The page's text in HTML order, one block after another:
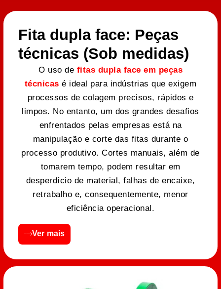
Fita dupla face: Peças
técnicas (Sob medidas)
O uso de fitas dupla face em peças
técnicas é ideal para indústrias que exigem
processos de colagem precisos, rápidos e
limpos. No entanto, um dos grandes desafios
enfrentados pelas empresas está na
manipulação e corte das fitas durante o
processo produtivo. Cortes manuais, além de
tomarem tempo, podem resultar em
desperdício de material, falhas de encaixe,
retrabalho e, consequentemente, menor
eficiência operacional.
Ver mais